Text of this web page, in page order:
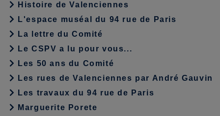
Histoire de Valenciennes
L'espace muséal du 94 rue de Paris
La lettre du Comité
Le CSPV a lu pour vous...
Les 50 ans du Comité
Les rues de Valenciennes par André Gauvin
Les travaux du 94 rue de Paris
Marguerite Porete